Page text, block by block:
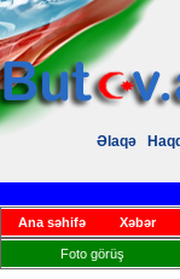
Əlaqə
Ana səhifə Xəbər
Foto görüş